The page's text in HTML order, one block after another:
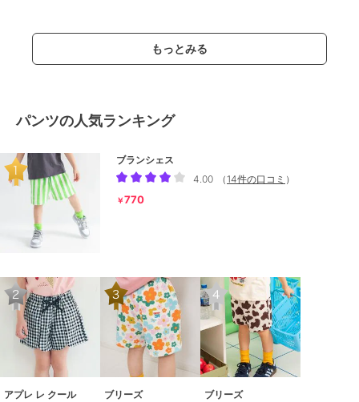
もっとみる
パンツの人気ランキング
ブランシェス
4.00
（ 14件の口コミ ）
￥770
アプレ レ クール ブリーズ ブリーズ